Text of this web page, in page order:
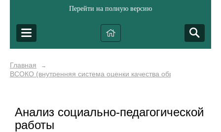
Перейти на полную версию
Главная →
ВСОКО (внутренняя система оценки качества образования)
Анализ социально-педагогической
работы